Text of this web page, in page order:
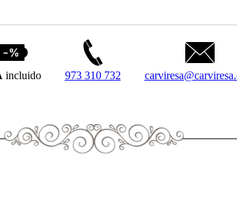
incluido 973 310 732